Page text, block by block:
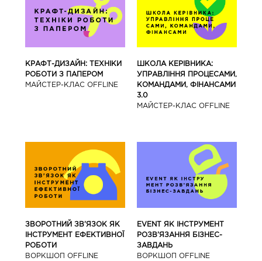
КРАФТ-ДИЗАЙН: ТЕХНІКИ
РОБОТИ З ПАПЕРОМ
МАЙCТЕР-КЛАС OFFLINE
ШКОЛА КЕРІВНИКА:
УПРАВЛІННЯ ПРОЦЕСАМИ,
КОМАНДАМИ, ФІНАНСАМИ
3.0
МАЙCТЕР-КЛАС OFFLINE
ЗВОРОТНИЙ ЗВ’ЯЗОК ЯК
ІНСТРУМЕНТ ЕФЕКТИВНОЇ
РОБОТИ
ВОРКШОП OFFLINE
EVENT ЯК ІНСТРУМЕНТ
РОЗВ’ЯЗАННЯ БІЗНЕС-
ЗАВДАНЬ
ВОРКШОП OFFLINE